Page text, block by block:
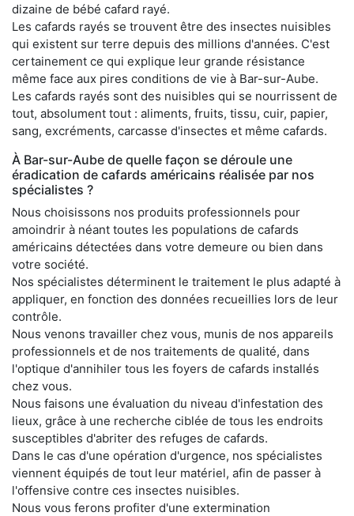
dizaine de bébé cafard rayé.
Les cafards rayés se trouvent être des insectes nuisibles
qui existent sur terre depuis des millions d'années. C'est
certainement ce qui explique leur grande résistance
même face aux pires conditions de vie à Bar-sur-Aube.
Les cafards rayés sont des nuisibles qui se nourrissent de
tout, absolument tout : aliments, fruits, tissu, cuir, papier,
sang, excréments, carcasse d'insectes et même cafards.
À Bar-sur-Aube de quelle façon se déroule une
éradication de cafards américains réalisée par nos
spécialistes ?
Nous choisissons nos produits professionnels pour
amoindrir à néant toutes les populations de cafards
américains détectées dans votre demeure ou bien dans
votre société.
Nos spécialistes déterminent le traitement le plus adapté à
appliquer, en fonction des données recueillies lors de leur
contrôle.
Nous venons travailler chez vous, munis de nos appareils
professionnels et de nos traitements de qualité, dans
l'optique d'annihiler tous les foyers de cafards installés
chez vous.
Nous faisons une évaluation du niveau d'infestation des
lieux, grâce à une recherche ciblée de tous les endroits
susceptibles d'abriter des refuges de cafards.
Dans le cas d'une opération d'urgence, nos spécialistes
viennent équipés de tout leur matériel, afin de passer à
l'offensive contre ces insectes nuisibles.
Nous vous ferons profiter d'une extermination